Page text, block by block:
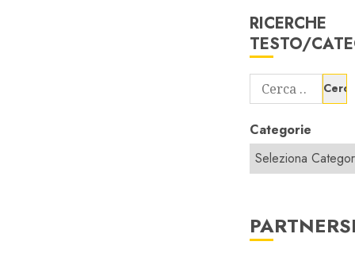
RICERCHE
TESTO/
Ricerca
per:
Categorie